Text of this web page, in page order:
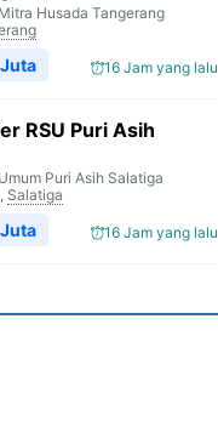
Husada Tangerang
16 Jam yang lalu
RSU Puri Asih
Puri Asih Salatiga
, Salatiga
16 Jam yang lalu